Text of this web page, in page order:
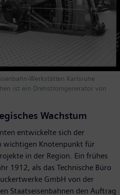
Werkstätten Karlsruhe
ist ein Drehstromgenerator von
Wachstum
entwickelte sich der
wichtigen Knotenpunkt für
in der Region. Ein frühes
1912, als das Technische Büro
GmbH von der
Staatseisenbahnen den Auftrag